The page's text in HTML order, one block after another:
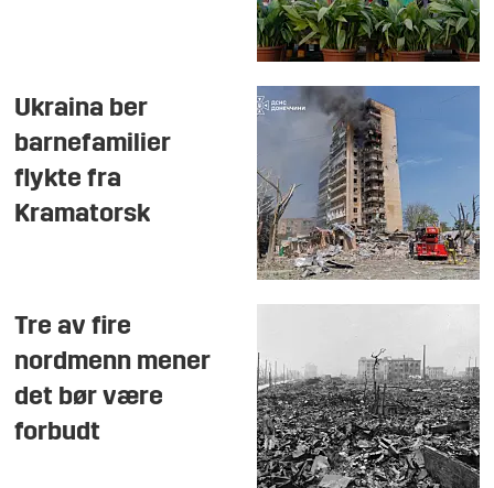
Ukraina ber
barnefamilier
flykte fra
Kramatorsk
Tre av fire
nordmenn mener
det bør være
forbudt